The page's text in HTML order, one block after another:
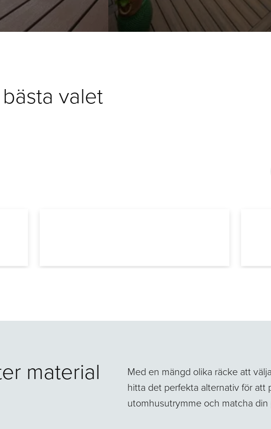
valet
material
Med en mängd olika räcke att
hitta det perfekta alternativ för att
utomhusutrymme och matcha din